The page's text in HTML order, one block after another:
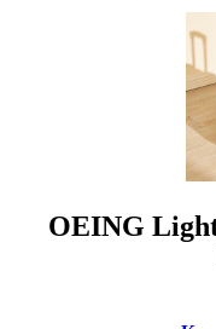
OEING